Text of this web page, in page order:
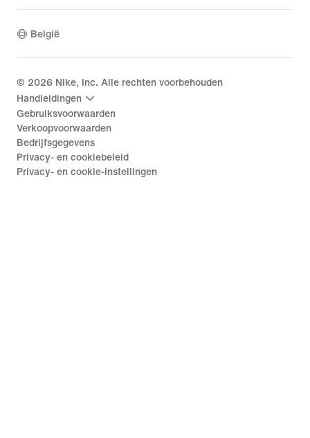
België
© 2026 Nike, Inc. Alle rechten voorbehouden
Handleidingen
Gebruiksvoorwaarden
Verkoopvoorwaarden
Bedrijfsgegevens
Privacy- en cookiebeleid
Privacy- en cookie-instellingen